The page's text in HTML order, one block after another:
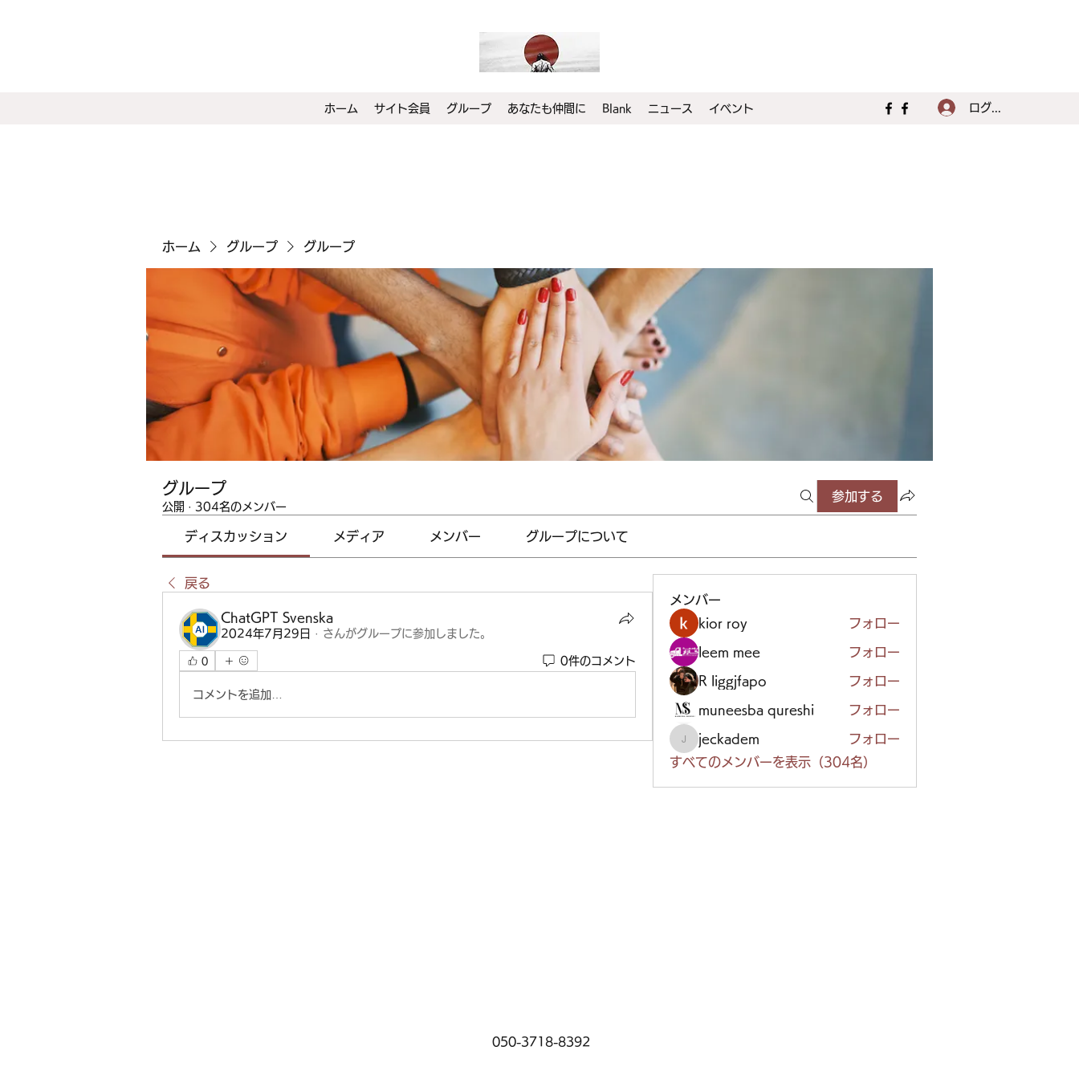
ホーム サイト会員 グループ あなたも仲間に Blank ニュース イベント ログイン
ホーム グループ グループ
グループ
公開 · 304名のメンバー
参加する
ディスカッション メディア メンバー グループについて
戻る
ChatGPT Svenska
2024年7月29日 · さんがグループに参加しました。
0 0件のコメント
コメントを追加…
メンバー
kior roy
フォロー
leem mee フォロー
R liggjfapo フォロー
muneesba qureshi フォロー
jeckadem
jeckadem
フォロー
すべてのメンバーを表示（304名）
050-3718-8392